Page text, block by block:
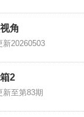
角
新20260503
2
新至第83期